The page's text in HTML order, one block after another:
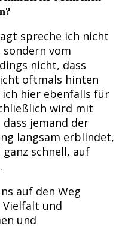
spreche ich nicht
vom
nicht, dass
oftmals hinten
hier ebenfalls für
wird mit
jemand der
langsam erblindet,
schnell, auf
auf den Weg
Vielfalt und
und